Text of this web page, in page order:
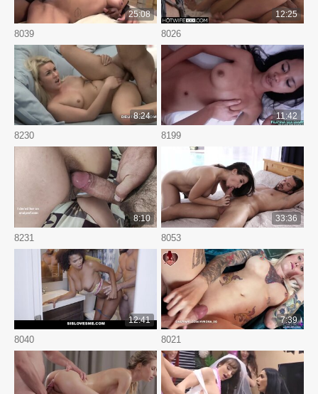
8039
25:08
8026
12:25
8230
8:24
8199
11:42
8231
8:10
8053
33:36
8040
12:41
8021
7:39